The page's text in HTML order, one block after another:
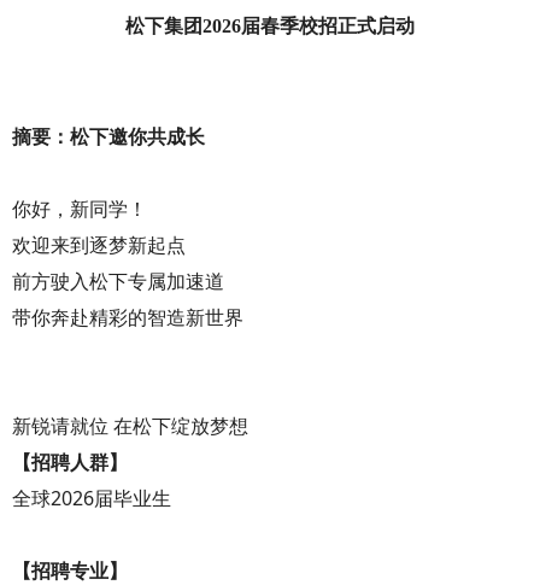
松下集团2026届春季校招正式启动
摘要：松下邀你共成长
你好，新同学！
欢迎来到逐梦新起点
前方驶入松下专属加速道
带你奔赴精彩的智造新世界
新锐请就位 在松下绽放梦想
【招聘人群】
全球2026届毕业生
【招聘专业】